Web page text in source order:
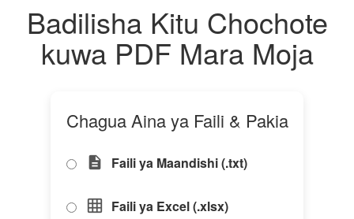
Badilisha Kitu Chochote
kuwa PDF Mara Moja
Chagua Aina ya Faili & Pakia
description Faili ya Maandishi (.txt)
grid_on Faili ya Excel (.xlsx)